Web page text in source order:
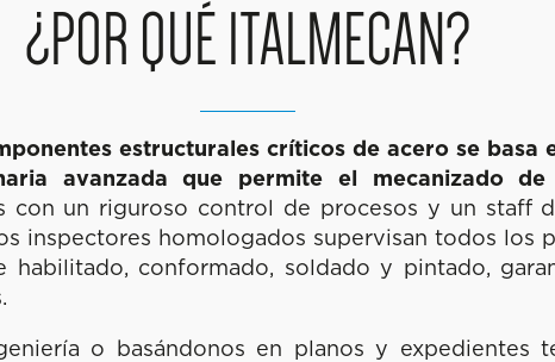
¿POR QUÉ ITALMECAN?
estructurales críticos de acero se basa
avanzada que permite el mecanizado
con un riguroso control de procesos y un staff
inspectores homologados supervisan todos los
habilitado, conformado, soldado y pintado,
o basándonos en planos y expedientes